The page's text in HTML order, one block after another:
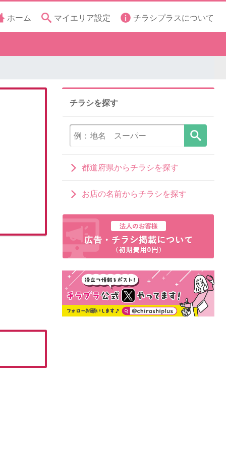
ホーム マイエリア設定 チラシプラスについて
チラシを探す
都道府県からチラシを探す
お店の名前からチラシを探す